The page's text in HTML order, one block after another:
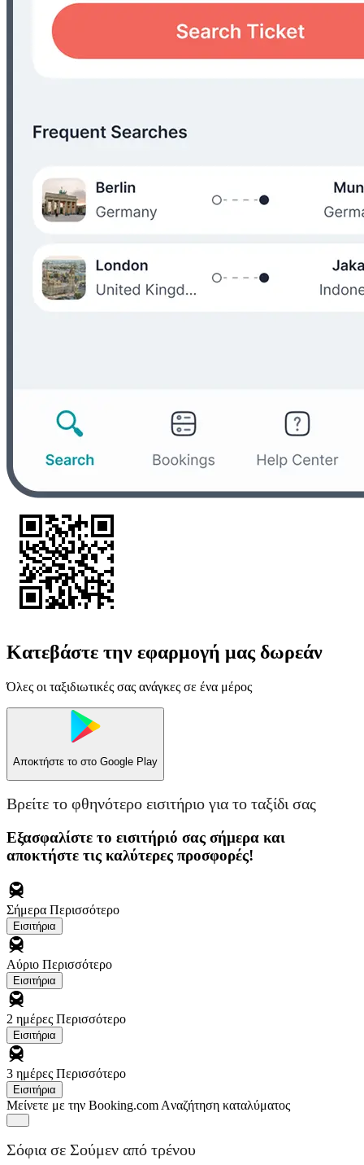
Κατεβάστε την εφαρμογή μας δωρεάν
Όλες οι ταξιδιωτικές σας ανάγκες σε ένα μέρος
Αποκτήστε το στο Google Play
Βρείτε το φθηνότερο εισιτήριο για το ταξίδι σας
Εξασφαλίστε το εισιτήριό σας σήμερα και
αποκτήστε τις καλύτερες προσφορές!
Σήμερα Περισσότερο
Εισιτήρια
Αύριο Περισσότερο
Εισιτήρια
2 ημέρες Περισσότερο
Εισιτήρια
3 ημέρες Περισσότερο
Εισιτήρια
Μείνετε με την Booking.com Aναζήτηση καταλύματος
Σόφια σε Σούμεν από τρένου